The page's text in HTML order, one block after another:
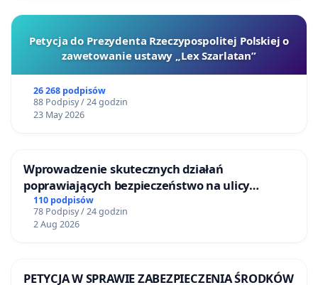
Petycja do Prezydenta Rzeczypospolitej Polskiej o
zawetowanie ustawy „Lex Szarlatan”
26 268 podpisów
88 Podpisy / 24 godzin
23 May 2026
Wprowadzenie skutecznych działań
poprawiających bezpieczeństwo na ulicy
Żeromskiego w Otwocku
110 podpisów
78 Podpisy / 24 godzin
2 Aug 2026
PETYCJA W SPRAWIE ZABEZPIECZENIA ŚRODKÓW